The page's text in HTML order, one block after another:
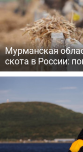
Мурманская
скота в России: